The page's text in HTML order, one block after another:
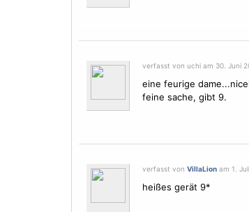
verfasst von uchi am 30. Juni
eine feurige
feine sache, gibt 9.
verfasst von VillaLionam 1.
heißes gerät 9*